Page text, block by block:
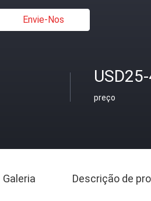
Envie-Nos
preço
Galeria Descrição de